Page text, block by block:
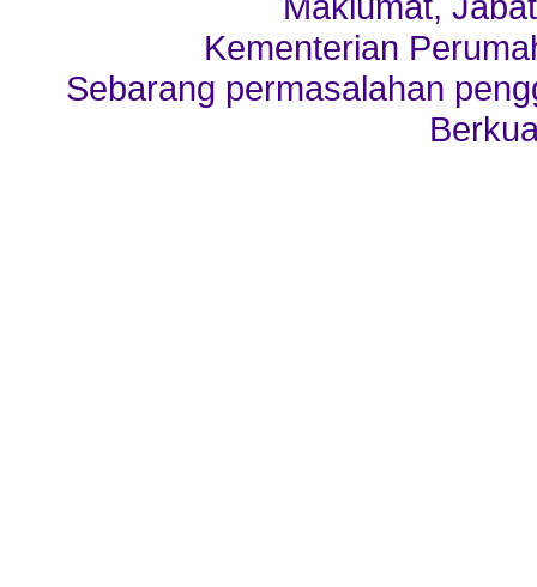
Kementerian
Sebarang permasalahan